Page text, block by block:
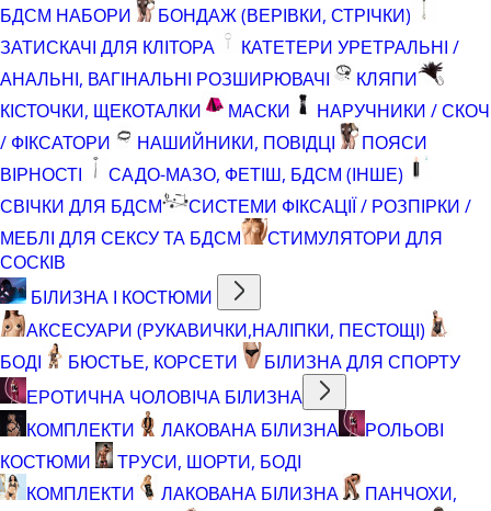
БДСМ НАБОРИ
БОНДАЖ (ВЕРІВКИ, СТРІЧКИ)
ЗАТИСКАЧІ ДЛЯ КЛІТОРА
КАТЕТЕРИ УРЕТРАЛЬНІ /
АНАЛЬНІ, ВАГІНАЛЬНІ РОЗШИРЮВАЧІ
КЛЯПИ
КІСТОЧКИ, ЩЕКОТАЛКИ
МАСКИ
НАРУЧНИКИ / СКОЧ
/ ФІКСАТОРИ
НАШИЙНИКИ, ПОВІДЦІ
ПОЯСИ
ВІРНОСТІ
САДО-МАЗО, ФЕТІШ, БДСМ (ІНШЕ)
СВІЧКИ ДЛЯ БДСМ
СИСТЕМИ ФІКСАЦІЇ / РОЗПІРКИ /
МЕБЛІ ДЛЯ СЕКСУ ТА БДСМ
СТИМУЛЯТОРИ ДЛЯ
СОСКІВ
БІЛИЗНА І КОСТЮМИ
АКСЕСУАРИ (РУКАВИЧКИ,НАЛІПКИ, ПЕСТОЩІ)
БОДІ
БЮСТЬЕ, КОРСЕТИ
БІЛИЗНА ДЛЯ СПОРТУ
ЕРОТИЧНА ЧОЛОВІЧА БІЛИЗНА
КОМПЛЕКТИ
ЛАКОВАНА БІЛИЗНА
РОЛЬОВІ
КОСТЮМИ
ТРУСИ, ШОРТИ, БОДІ
КОМПЛЕКТИ
ЛАКОВАНА БІЛИЗНА
ПАНЧОХИ,